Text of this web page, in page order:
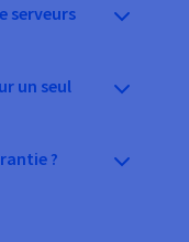
serveurs
un seul
?